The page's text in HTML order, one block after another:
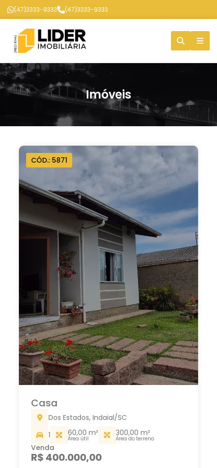
(47)3333-9333 (47)3333-9333
Imóveis
CÓD.: 5871
Casa
Dos Estados, Indaial/SC
1
60,00 m²
Área útil
300,00 m²
Área do terreno
Venda
R$ 400.000,00